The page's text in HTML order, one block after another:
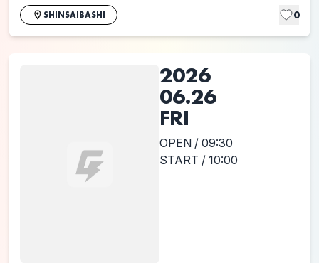
SHINSAIBASHI 0
2026
06.26
FRI
OPEN / 09:30
START / 10:00